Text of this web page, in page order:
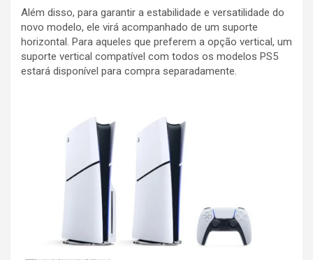
Além disso, para garantir a estabilidade e versatilidade do
novo modelo, ele virá acompanhado de um suporte
horizontal. Para aqueles que preferem a opção vertical, um
suporte vertical compatível com todos os modelos PS5
estará disponível para compra separadamente.